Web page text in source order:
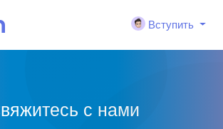
Вступить
с нами